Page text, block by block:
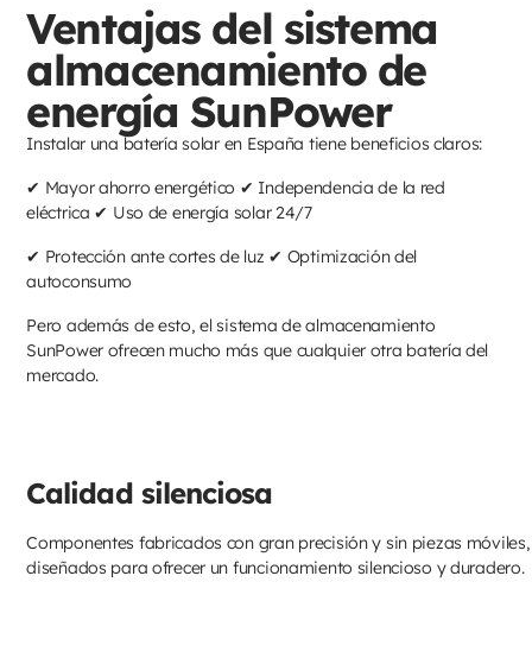
Ventajas del sistema
almacenamiento de
energía SunPower
Instalar una batería solar en España tiene beneficios claros:
✔ Mayor ahorro energético ✔ Independencia de la red
eléctrica ✔ Uso de energía solar 24/7
✔ Protección ante cortes de luz ✔ Optimización del
autoconsumo
Pero además de esto, el sistema de almacenamiento
SunPower ofrecen mucho más que cualquier otra batería del
mercado.
Calidad silenciosa
Componentes fabricados con gran precisión y sin piezas móviles,
diseñados para ofrecer un funcionamiento silencioso y duradero.